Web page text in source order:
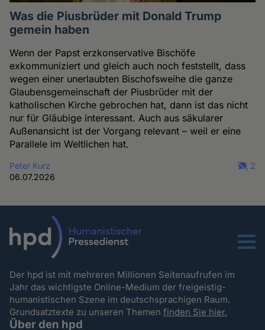
Was die Piusbrüder mit Donald Trump
gemein haben
Wenn der Papst erzkonservative Bischöfe
exkommuniziert und gleich auch noch feststellt, dass
wegen einer unerlaubten Bischofsweihe die ganze
Glaubensgemeinschaft der Piusbrüder mit der
katholischen Kirche gebrochen hat, dann ist das nicht
nur für Gläubige interessant. Auch aus säkularer
Außenansicht ist der Vorgang relevant – weil er eine
Parallele im Weltlichen hat.
Peter Kurz
06.07.2026
2
Menu
Der hpd ist mit mehreren Millionen Seitenaufrufen im
Jahr das wichtigste Online-Medium der freigeistig-
humanistischen Szene im deutschsprachigen Raum.
Grundsatztexte zu unseren Themenfinden Sie hier.
Über den hpd